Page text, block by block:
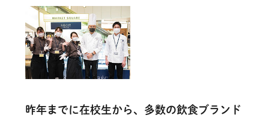
昨年までに在校生から、多数の飲食ブランド